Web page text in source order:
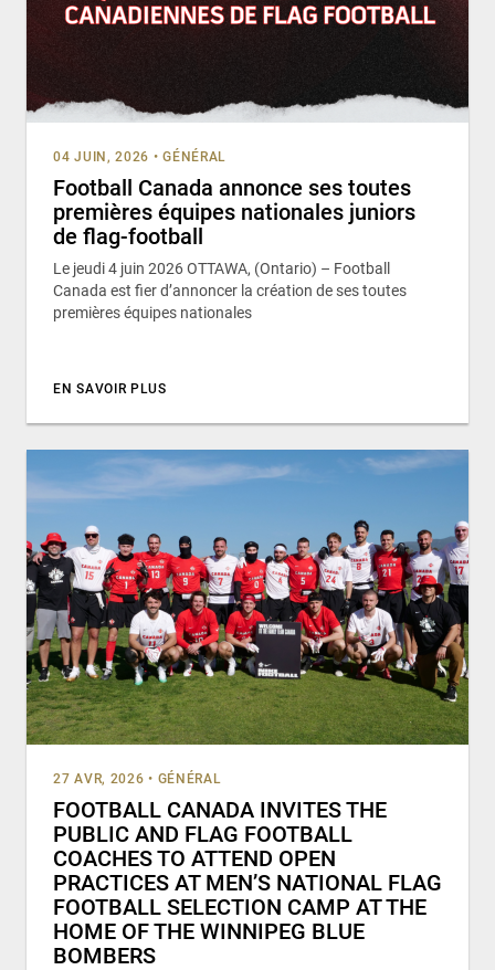
04 JUIN, 2026 • GÉNÉRAL
Football Canada annonce ses toutes
premières équipes nationales juniors
de flag-football
Le jeudi 4 juin 2026 OTTAWA, (Ontario) – Football
Canada est fier d’annoncer la création de ses toutes
premières équipes nationales
EN SAVOIR PLUS
27 AVR, 2026 • GÉNÉRAL
FOOTBALL CANADA INVITES THE
PUBLIC AND FLAG FOOTBALL
COACHES TO ATTEND OPEN
PRACTICES AT MEN’S NATIONAL FLAG
FOOTBALL SELECTION CAMP AT THE
HOME OF THE WINNIPEG BLUE
BOMBERS